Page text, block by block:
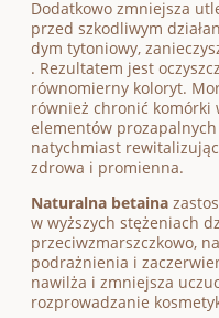
Dodatkowo zmniejsza
przed szkodliwym
dym tytoniowy,
. Rezultatem jest
równomierny koloryt.
również chronić komórki
elementów
natychmiast
zdrowa i promienna.
Naturalna betaina
w wyższych stężeniach
przeciwzmarszczkowo,
podrażnienia i
nawilża i zmniejsza
rozprowadzanie